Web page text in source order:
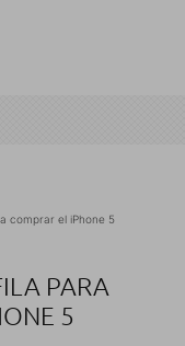
comprar el iPhone 5
PARA
5